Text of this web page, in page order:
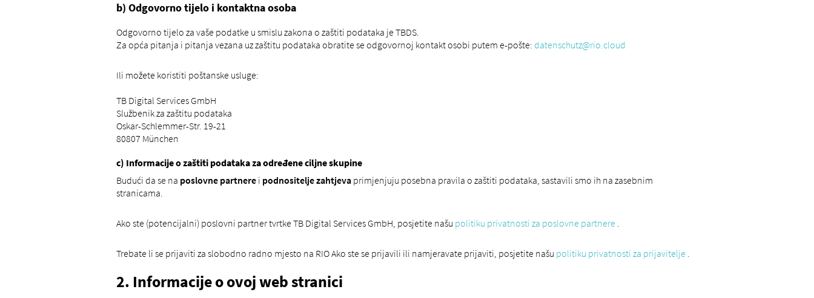
b) Odgovorno tijelo i kontaktna osoba
Odgovorno tijelo za vaše podatke u smislu zakona o zaštiti podataka je TBDS.
Za opća pitanja i pitanja vezana uz zaštitu podataka obratite se odgovornoj kontakt osobi putem e-pošte: datenschutz@rio.cloud
Ili možete koristiti poštanske usluge:
TB Digital Services GmbH
Službenik za zaštitu podataka
Oskar-Schlemmer-Str. 19-21
80807 München
c) Informacije o zaštiti podataka za određene ciljne skupine
Budući da se na poslovne partnere i podnositelje zahtjeva primjenjuju posebna pravila o zaštiti podataka, sastavili smo ih na zasebnim
stranicama.
Ako ste (potencijalni) poslovni partner tvrtke TB Digital Services GmbH, posjetite našu politiku privatnosti za poslovne partnere .
Trebate li se prijaviti za slobodno radno mjesto na RIO Ako ste se prijavili ili namjeravate prijaviti, posjetite našu politiku privatnosti za prijavitelje
2. Informacije o ovoj web stranici